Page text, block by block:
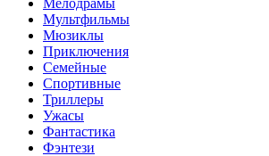
Мелодрамы
Мультфильмы
Мюзиклы
Приключения
Семейные
Спортивные
Триллеры
Ужасы
Фантастика
Фэнтези